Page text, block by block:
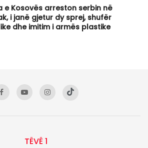
e Kosovës arreston serbin në
i janë gjetur dy sprej, shufër
dhe imitim i armës plastike
TËVË 1